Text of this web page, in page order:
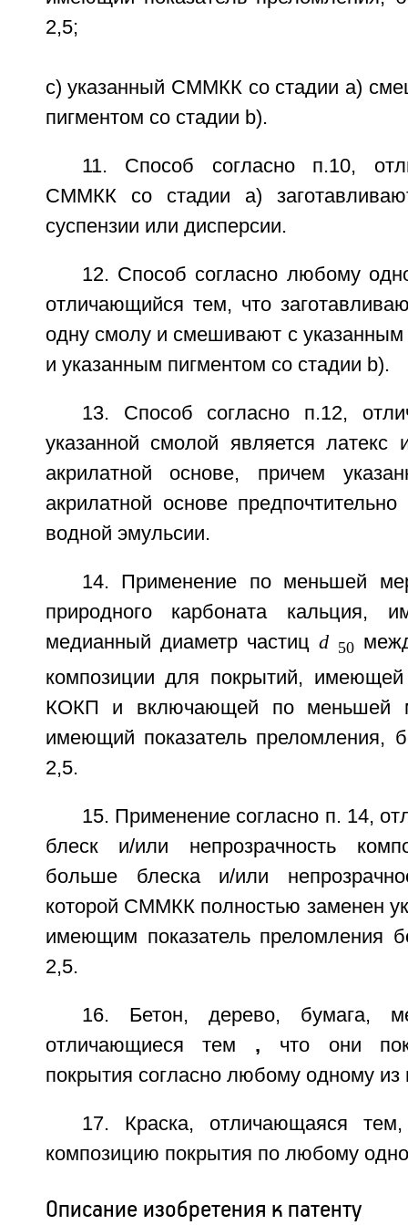
2,5;
c) указанный СММКК со стадии а)
пигментом со стадии b).
11. Способ согласно п.10,
СММКК со стадии а)
суспензии или дисперсии.
12. Способ согласно любому
отличающийся тем, что
одну смолу и смешивают с
и указанным пигментом со стадии b).
13. Способ согласно п.12,
указанной смолой является
акрилатной основе, причем
акрилатной основе
водной эмульсии.
14. Применение по меньшей
природного карбоната кальция,
медианный диаметр частицd 50
композиции для покрытий,
КОКП и включающей по меньшей
имеющий показатель преломления,
2,5.
15. Применение согласно п. 14,
блеск и/или непрозрачность
больше блеска и/или
которой СММКК полностью заменен
имеющим показатель преломления
2,5.
16. Бетон, дерево, бумага,
отличающиеся тем , что они
покрытия согласно любому одному из
17. Краска, отличающаяся
композицию покрытия по любому
Описание изобретения к патенту